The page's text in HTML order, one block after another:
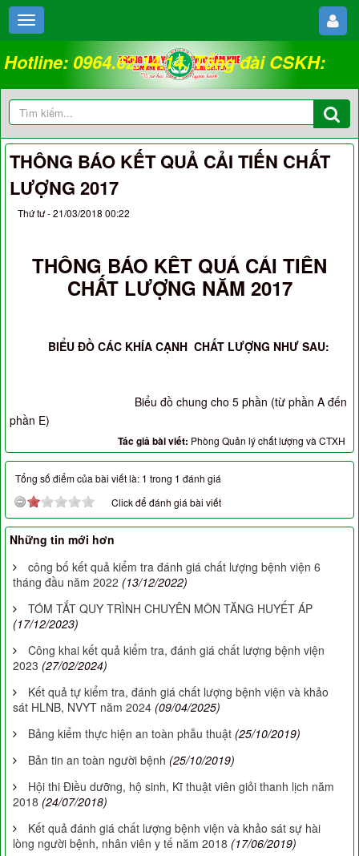
Hotline: 0964.62.14.14. Tổng đài CSKH:
18008262
THÔNG BÁO KẾT QUẢ CẢI TIẾN CHẤT
LƯỢNG 2017
Thứ tư - 21/03/2018 00:22
THÔNG BÁO KẾT QUẢ CẢI TIẾN
CHẤT LƯỢNG NĂM 2017
BIỂU ĐỒ CÁC KHÍA CẠNH CHẤT LƯỢNG NHƯ SAU:
Biểu đồ chung cho 5 phần (từ phần A đến
phần E)
Tác giả bài viết: Phòng Quản lý chất lượng và CTXH
Tổng số điểm của bài viết là: 1 trong 1 đánh giá
Click để đánh giá bài viết
Những tin mới hơn
công bố kết quả kiểm tra đánh giá chất lượng bệnh viện 6
tháng đầu năm 2022 (13/12/2022)
TÓM TẮT QUY TRÌNH CHUYÊN MÔN TĂNG HUYẾT ÁP
(17/12/2023)
Công khai kết quả kiểm tra, đánh giá chất lượng bệnh viện
2023 (27/02/2024)
Kết quả tự kiểm tra, đánh giá chất lượng bệnh viện và khảo
sát HLNB, NVYT năm 2024 (09/04/2025)
Bảng kiểm thực hiện an toàn phẫu thuật (25/10/2019)
Bản tin an toàn người bệnh (25/10/2019)
Hội thi Điều dưỡng, hộ sinh, Kĩ thuật viên giỏi thanh lịch năm
2018 (24/07/2018)
Kết quả đánh giá chất lượng bệnh viện và khảo sát sự hài
lòng người bệnh, nhân viên y tế năm 2018 (17/06/2019)